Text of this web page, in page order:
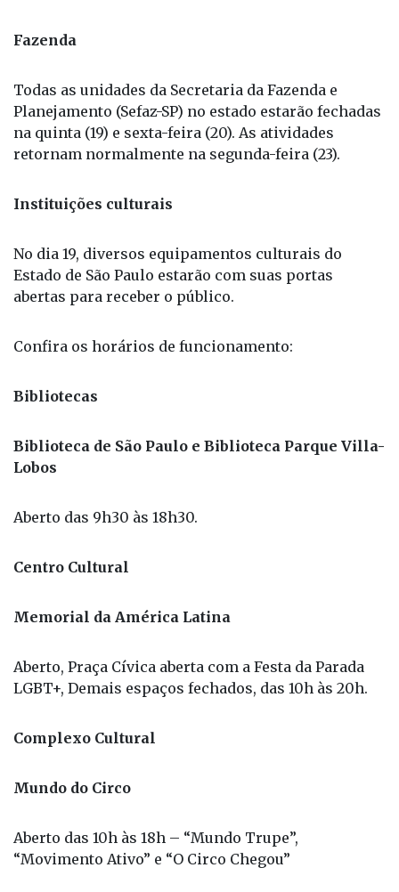
Fazenda
Todas as unidades da Secretaria da Fazenda e
Planejamento (Sefaz-SP) no estado estarão fechadas
na quinta (19) e sexta-feira (20). As atividades
retornam normalmente na segunda-feira (23).
Instituições culturais
No dia 19, diversos equipamentos culturais do
Estado de São Paulo estarão com suas portas
abertas para receber o público.
Confira os horários de funcionamento:
Bibliotecas
Biblioteca de São Paulo e Biblioteca Parque Villa-
Lobos
Aberto das 9h30 às 18h30.
Centro Cultural
Memorial da América Latina
Aberto, Praça Cívica aberta com a Festa da Parada
LGBT+, Demais espaços fechados, das 10h às 20h.
Complexo Cultural
Mundo do Circo
Aberto das 10h às 18h – “Mundo Trupe”,
“Movimento Ativo” e “O Circo Chegou”